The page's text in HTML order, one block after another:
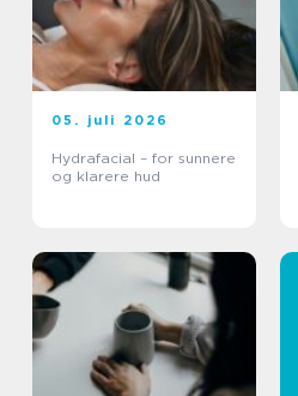
05. juli 2026
Hydrafacial – for sunnere
og klarere hud